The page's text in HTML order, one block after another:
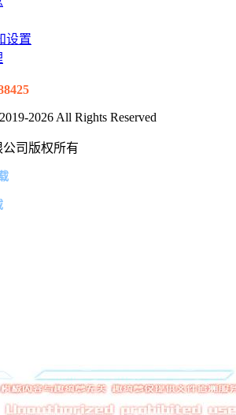
设置
2026 All Rights Reserved
司版权所有